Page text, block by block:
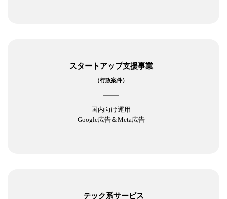
スタートアップ支援事業
（行政案件）
国内向け運用
Google広告＆Meta広告
テック系サービス